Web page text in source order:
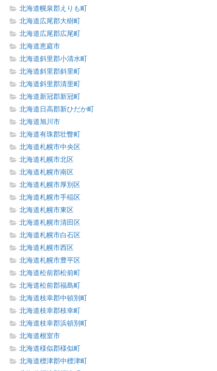
北海道幌泉郡えりも町
北海道広尾郡大樹町
北海道広尾郡広尾町
北海道恵庭市
北海道斜里郡小清水町
北海道斜里郡斜里町
北海道斜里郡清里町
北海道新冠郡新冠町
北海道日高郡新ひだか町
北海道旭川市
北海道有珠郡壮瞥町
北海道札幌市中央区
北海道札幌市北区
北海道札幌市南区
北海道札幌市厚別区
北海道札幌市手稲区
北海道札幌市東区
北海道札幌市清田区
北海道札幌市白石区
北海道札幌市西区
北海道札幌市豊平区
北海道松前郡松前町
北海道松前郡福島町
北海道枝幸郡中頓別町
北海道枝幸郡枝幸町
北海道枝幸郡浜頓別町
北海道根室市
北海道様似郡様似町
北海道標津郡中標津町